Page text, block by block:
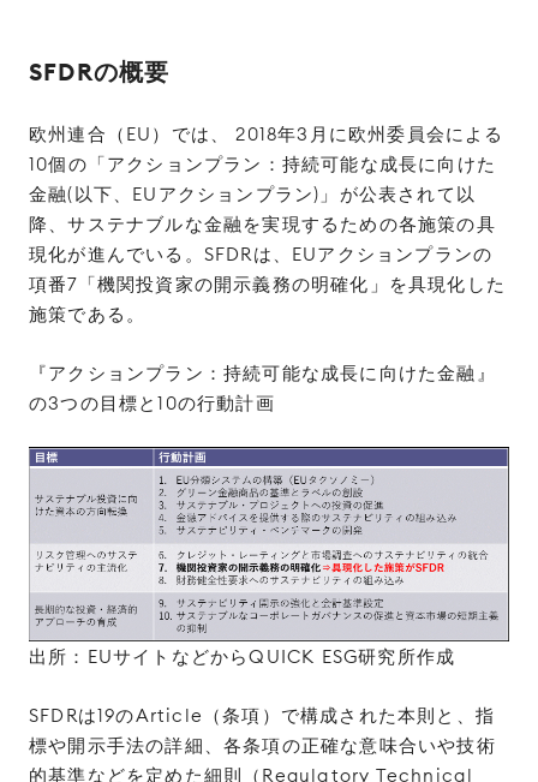
SFDRの概要
欧州連合（EU）では、 2018年3月に欧州委員会による
10個の「アクションプラン：持続可能な成長に向けた
金融(以下、EUアクションプラン)」が公表されて以
降、サステナブルな金融を実現するための各施策の具
現化が進んでいる。SFDRは、EUアクションプランの
項番7「機関投資家の開示義務の明確化」を具現化した
施策である。
『アクションプラン：持続可能な成長に向けた金融』
の3つの目標と10の行動計画
出所：EUサイトなどからQUICK ESG研究所作成
SFDRは19のArticle（条項）で構成された本則と、指
標や開示手法の詳細、各条項の正確な意味合いや技術
的基準などを定めた細則（Regulatory Technical